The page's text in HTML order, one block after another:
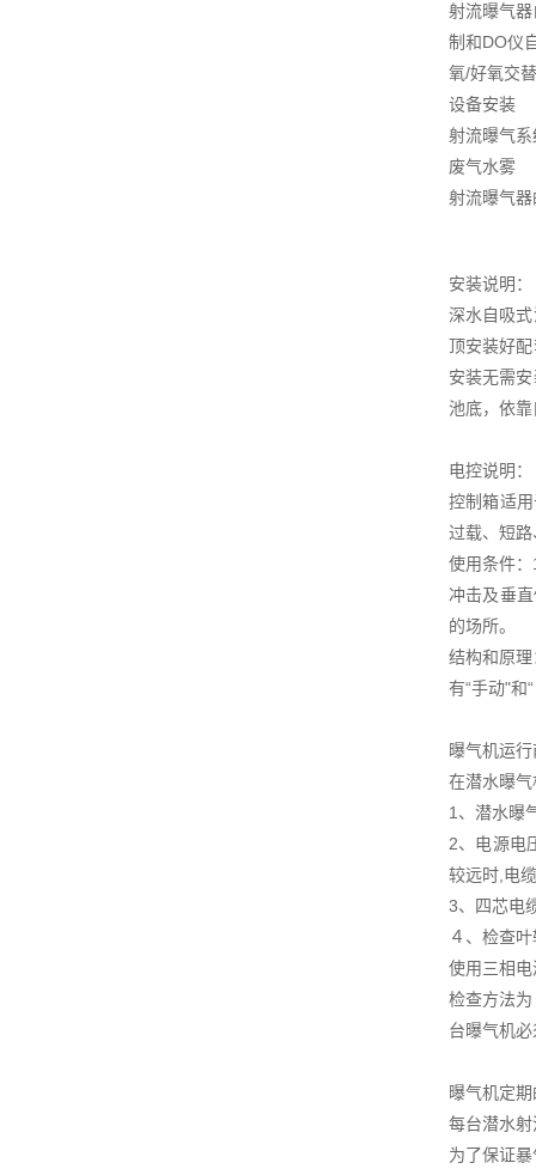
射流曝气
制和DO仪
氧/好氧交
设备安装
射流曝气
废气水雾
射流曝气
安装说明：
深水自吸
顶安装好
安装无需
池底，依
电控说明：
控制箱适
过载、短
使用条件
冲击及垂
的场所。
结构和原
有“手动"和
曝气机运
在潜水曝
1、潜水曝
2、电源电
较远时,电
3、四芯电
４、检查
使用三相
检查方法
台曝气机
曝气机定
每台潜水
为了保证